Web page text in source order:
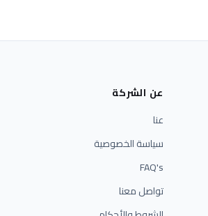
عن الشركة
عنا
سياسة الخصوصية
FAQ's
تواصل معنا